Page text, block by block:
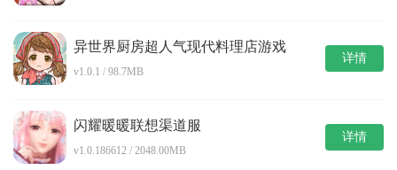
异世界厨房超人气现代料理店游戏
v1.0.1 / 98.7MB
详情
闪耀暖暖联想渠道服
v1.0.186612 / 2048.00MB
详情